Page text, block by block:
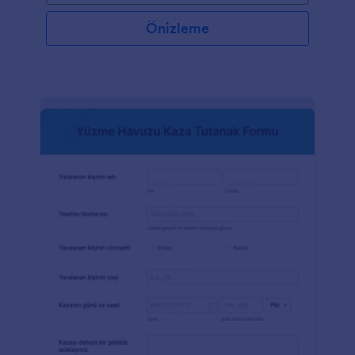
verdiğinden ve olası riskleri veya gecikmeleri
önlediğinden dolayı şirketler için çok önemlidir.Her
büyüklükteki ve sektördeki şirketler İş Durdurma
süreçlerini kolaylaştırabilir, zamanında iletişim
sayesinde bu formu oluşturmak ve özelleştirmek çok
geliştirmek ve şirketlerin özel gereksinimlerini
özelleştirme seçenekleri gibi özellikler sunar.
etkin bir şekilde yönetebilir, üretken ve güvenli bir
Önizleme